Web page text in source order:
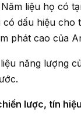
dấu hiệu
phát cao của
lược, tín